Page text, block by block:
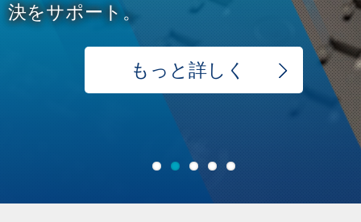
決をサポート。
もっと詳しく